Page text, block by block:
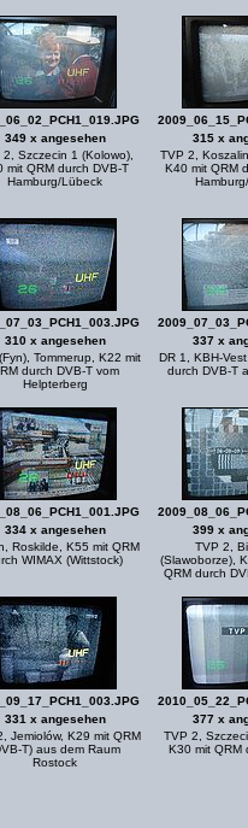
349 x angesehen
2, Szczecin 1 (Kolowo),
mit QRM durch DVB-T
Hamburg/Lübeck
315 x
TVP 2,
K40 mit QRM
310 x angesehen
Tommerup, K22 mit
durch DVB-T vom
Helpterberg
337 x
DR 1, KBH-
durch DVB-T
334 x angesehen
Roskilde, K55 mit QRM
WIMAX (Wittstock)
399 x
TVP 2,
(Slawoborze),
QRM durch
331 x angesehen
Jemiolów, K29 mit QRM
T) aus dem Raum
Rostock
377 x
TVP 2,
K30 mit QRM